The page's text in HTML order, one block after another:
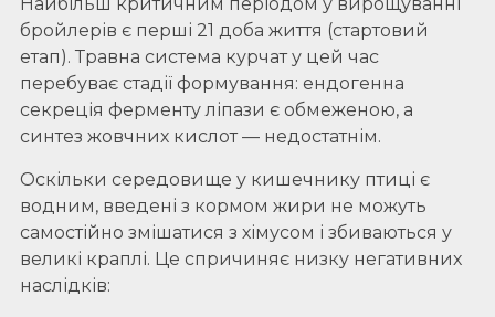
Найбільш критичним періодом у вирощуванні
бройлерів є перші 21 доба життя (стартовий
етап). Травна система курчат у цей час
перебуває стадії формування: ендогенна
секреція ферменту ліпази є обмеженою, а
синтез жовчних кислот — недостатнім.
Оскільки середовище у кишечнику птиці є
водним, введені з кормом жири не можуть
самостійно змішатися з хімусом і збиваються у
великі краплі. Це спричиняє низку негативних
наслідків: